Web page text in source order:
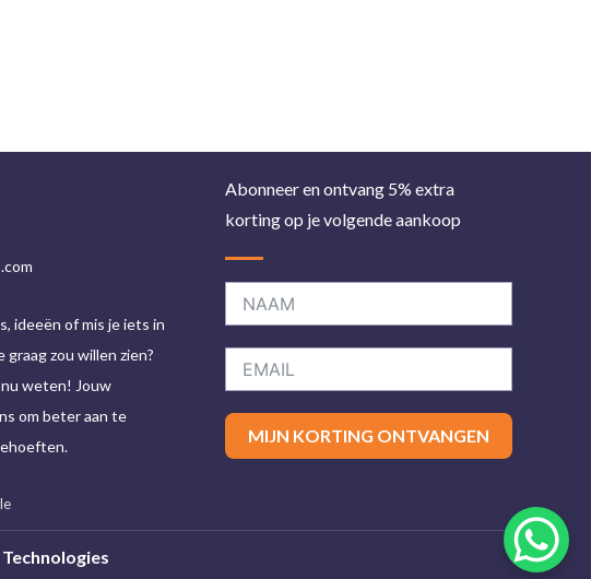
ideeën of mis je iets in
graag zou willen zien?
weten! Jouw
om beter aan te
Abonneer en ontvang 5% extra
korting op je volgende aankoop
MIJN KORTING ONTVANGEN